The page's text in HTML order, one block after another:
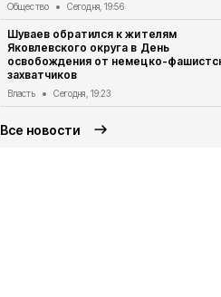
Общество Сегодня, 19:56
Шуваев обратился к жителям
Яковлевского округа в День
освобождения от немецко-
захватчиков
Власть Сегодня, 19:23
Все новости